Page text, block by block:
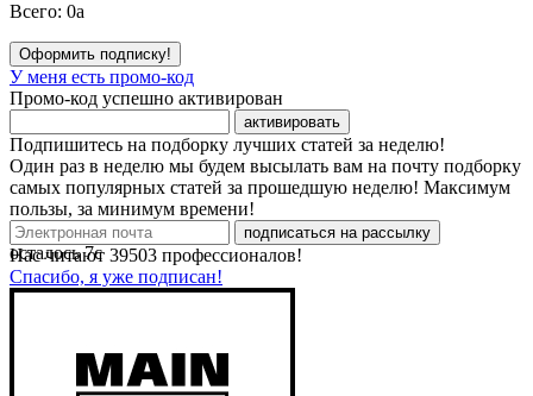
Всего: 0a
Оформить подписку!
У меня есть промо-код
Промо-код успешно активирован
активировать
Подпишитесь на подборку лучших статей за неделю!
Один раз в неделю мы будем высылать вам на почту подборку
самых популярных статей за прошедшую неделю! Максимум
пользы, за минимум времени!
подписаться на рассылку
Нас читают 39503 профессионалов!
Спасибо, я уже подписан!
осталось7с